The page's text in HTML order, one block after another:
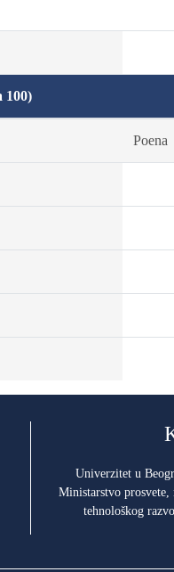
100)
Poena
Univerzitet u
Ministarstvo prosvete,
tehnološkog